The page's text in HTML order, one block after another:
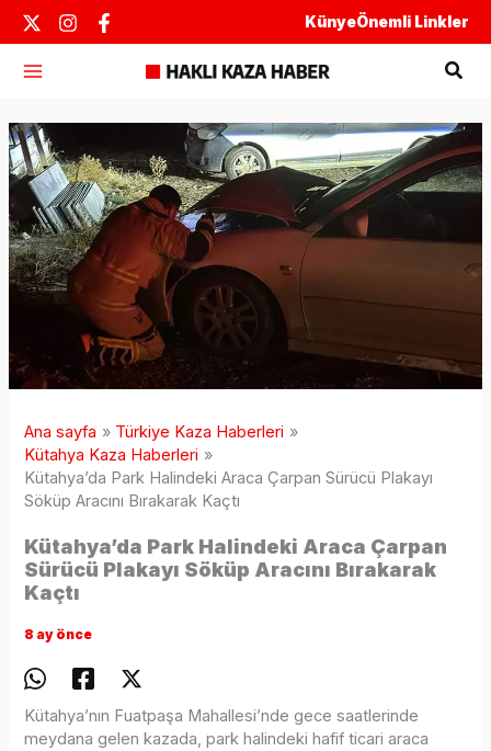
İçeriğe
atla
KünyeÖnemli Linkler
Ana sayfa
Türkiye Kaza Haberleri
Kütahya Kaza Haberleri
Kütahya’da Park Halindeki Araca Çarpan Sürücü Plakayı
Söküp Aracını Bırakarak Kaçtı
Kütahya’da Park Halindeki Araca Çarpan
Sürücü Plakayı Söküp Aracını Bırakarak
Kaçtı
8 ay önce
Kütahya’nın Fuatpaşa Mahallesi’nde gece saatlerinde
meydana gelen kazada, park halindeki hafif ticari araca